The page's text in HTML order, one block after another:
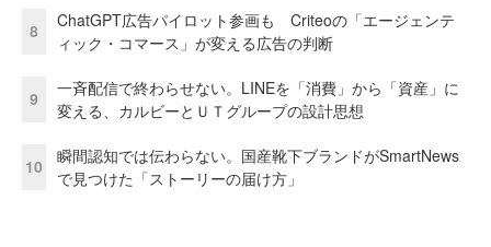
8
ChatGPT広告パイロット参画も Criteoの「エージェンテ
ィック・コマース」が変える広告の判断
9
一斉配信で終わらせない。LINEを「消費」から「資産」に
変える、カルビーとＵＴグループの設計思想
10
瞬間認知では伝わらない。国産靴下ブランドがSmartNews
で見つけた「ストーリーの届け方」